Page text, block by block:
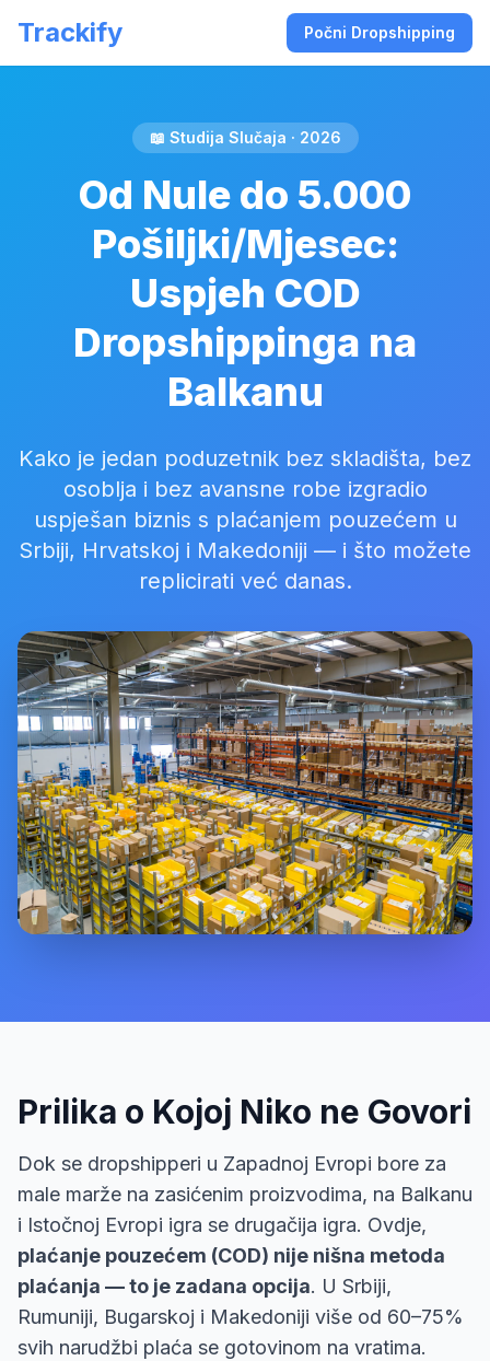
Trackify Počni Dropshipping
📖 Studija Slučaja · 2026
Od Nule do 5.000
Pošiljki/Mjesec:
Uspjeh COD
Dropshippinga na
Balkanu
Kako je jedan poduzetnik bez skladišta, bez
osoblja i bez avansne robe izgradio
uspješan biznis s plaćanjem pouzećem u
Srbiji, Hrvatskoj i Makedoniji — i što možete
replicirati već danas.
Prilika o Kojoj Niko ne Govori
Dok se dropshipperi u Zapadnoj Evropi bore za
male marže na zasićenim proizvodima, na Balkanu
i Istočnoj Evropi igra se drugačija igra. Ovdje,
plaćanje pouzećem (COD) nije nišna metoda
plaćanja — to je zadana opcija. U Srbiji,
Rumuniji, Bugarskoj i Makedoniji više od 60–75%
svih narudžbi plaća se gotovinom na vratima.